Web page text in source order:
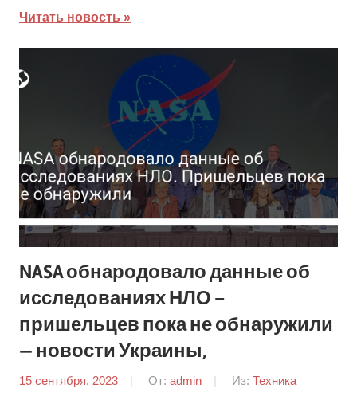
Читать новость
NASA обнародовало данные об
исследованиях НЛО –
пришельцев пока не обнаружили
— новости Украины,
15 сентября, 2023 От: admin Из: Техника